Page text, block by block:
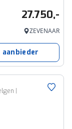
27.750,-
ZEVENAAR
aanbieder
|